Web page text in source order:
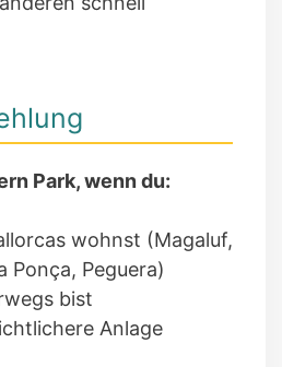
Park, wenn du:
wohnst (Magaluf,
Ponça, Peguera)
bist
Anlage